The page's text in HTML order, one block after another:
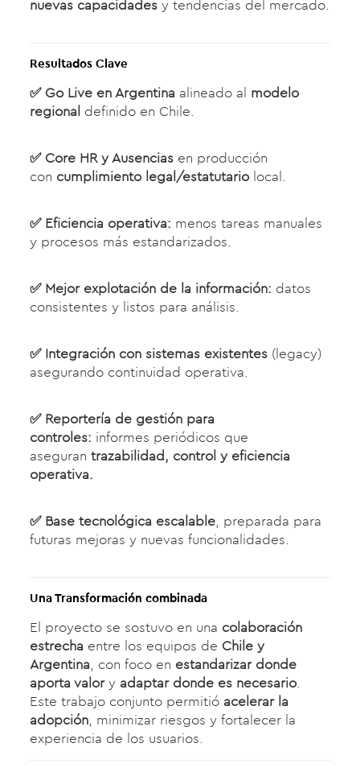
nuevas capacidadesy tendencias del mercado.
Resultados Clave
✅ Go Live en Argentina alineado al modelo
regional definido en Chile.
✅ Core HR y Ausenciasen producción
con cumplimiento legal/estatutariolocal.
✅ Eficiencia operativa: menos tareas manuales
y procesos más estandarizados.
✅ Mejor explotación de la información: datos
consistentes y listos para análisis.
✅ Integración con sistemas existentes(legacy)
asegurando continuidad operativa.
✅ Reporterí­a de gestión para
controles: informes periódicos que
aseguran trazabilidad, control y eficiencia
operativa.
✅ Base tecnológica escalable, preparada para
futuras mejoras y nuevas funcionalidades.
Una Transformación combinada
El proyecto se sostuvo en una colaboración
estrecha entre los equipos de Chile y
Argentina, con foco en estandarizar donde
aporta valory adaptar donde es necesario.
Este trabajo conjunto permitió acelerar la
adopción, minimizar riesgos y fortalecer la
experiencia de los usuarios.